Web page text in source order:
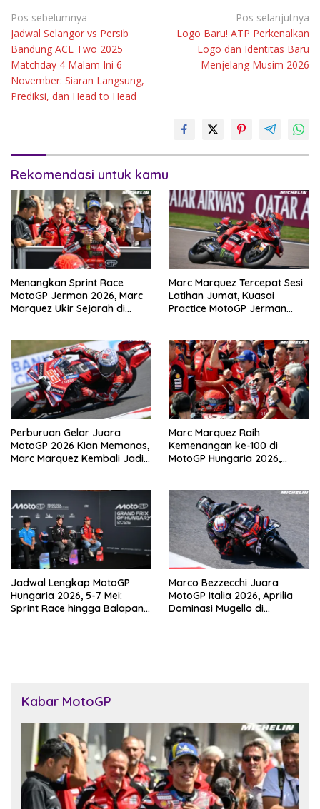
Navigasi
pos
Pos sebelumnya
Jadwal Selangor vs Persib
Bandung ACL Two 2025
Matchday 4 Malam Ini 6
November: Siaran Langsung,
Prediksi, dan Head to Head
Pos selanjutnya
Logo Baru! ATP Perkenalkan
Logo dan Identitas Baru
Menjelang Musim 2026
Rekomendasi untuk kamu
Menangkan Sprint Race
MotoGP Jerman 2026, Marc
Marquez Ukir Sejarah di
Marc Marquez Tercepat Sesi
Latihan Jumat, Kuasai
Practice MotoGP Jerman
Perburuan Gelar Juara
MotoGP 2026 Kian Memanas,
Marc Marquez Kembali Jadi
Marc Marquez Raih
Kemenangan ke-100 di
MotoGP Hungaria 2026,
Jadwal Lengkap MotoGP
Hungaria 2026, 5-7 Mei:
Sprint Race hingga Balapan
Marco Bezzecchi Juara
MotoGP Italia 2026, Aprilia
Dominasi Mugello di
Kabar MotoGP